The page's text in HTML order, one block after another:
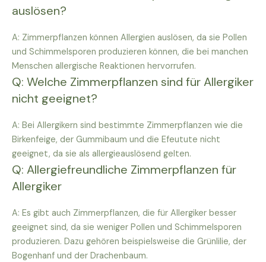
auslösen?
A: Zimmerpflanzen können Allergien auslösen, da sie Pollen
und Schimmelsporen produzieren können, die bei manchen
Menschen allergische Reaktionen hervorrufen.
Q: Welche Zimmerpflanzen sind für Allergiker
nicht geeignet?
A: Bei Allergikern sind bestimmte Zimmerpflanzen wie die
Birkenfeige, der Gummibaum und die Efeutute nicht
geeignet, da sie als allergieauslösend gelten.
Q: Allergiefreundliche Zimmerpflanzen für
Allergiker
A: Es gibt auch Zimmerpflanzen, die für Allergiker besser
geeignet sind, da sie weniger Pollen und Schimmelsporen
produzieren. Dazu gehören beispielsweise die Grünlilie, der
Bogenhanf und der Drachenbaum.